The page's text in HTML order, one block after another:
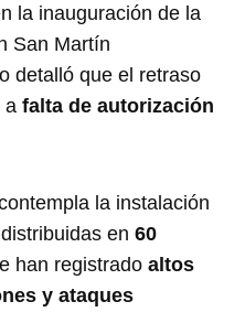
la inauguración de la
San Martín
detalló que el retraso
afalta de autorización
la instalación
distribuidas en60
han registradoaltos
y ataques